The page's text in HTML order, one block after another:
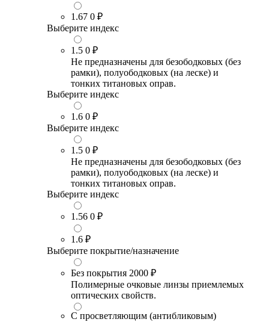
1.67 0 ₽
Выберите индекс
1.5 0 ₽
Не предназначены для безободковых (без
рамки), полуободковых (на леске) и
тонких титановых оправ.
Выберите индекс
1.6 0 ₽
Выберите индекс
1.5 0 ₽
Не предназначены для безободковых (без
рамки), полуободковых (на леске) и
тонких титановых оправ.
Выберите индекс
1.56 0 ₽
1.6 ₽
Выберите покрытие/назначение
Без покрытия 2000 ₽
Полимерные очковые линзы приемлемых
оптических свойств.
С просветляющим (антибликовым)